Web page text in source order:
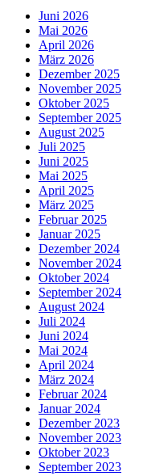
Juni 2026
Mai 2026
April 2026
März 2026
Dezember 2025
November 2025
Oktober 2025
September 2025
August 2025
Juli 2025
Juni 2025
Mai 2025
April 2025
März 2025
Februar 2025
Januar 2025
Dezember 2024
November 2024
Oktober 2024
September 2024
August 2024
Juli 2024
Juni 2024
Mai 2024
April 2024
März 2024
Februar 2024
Januar 2024
Dezember 2023
November 2023
Oktober 2023
September 2023